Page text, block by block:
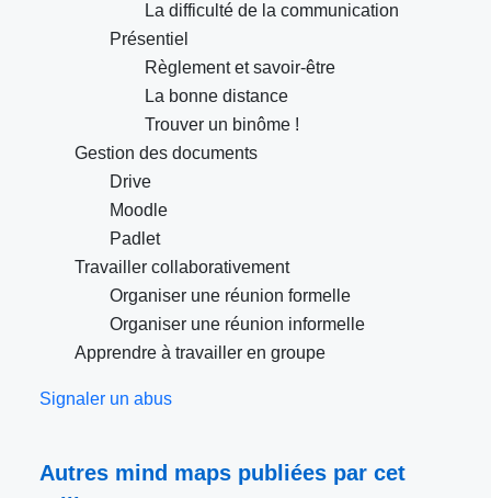
La difficulté de la communication
Présentiel
Règlement et savoir-être
La bonne distance
Trouver un binôme !
Gestion des documents
Drive
Moodle
Padlet
Travailler collaborativement
Organiser une réunion formelle
Organiser une réunion informelle
Apprendre à travailler en groupe
Signaler un abus
Autres mind maps publiées par cet